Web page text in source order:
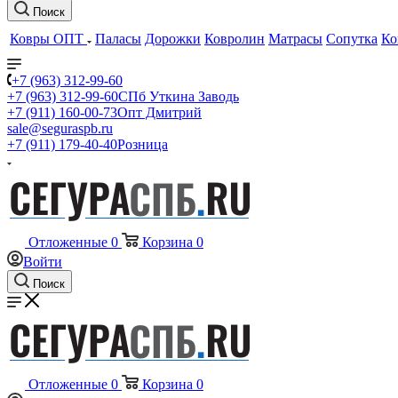
Поиск
Ковры ОПТ Паласы Дорожки Ковролин Матрасы Сопутка
+7 (963) 312-99-60
+7 (963) 312-99-60СПб Уткина Заводь
+7 (911) 160-00-73Опт Дмитрий
sale@seguraspb.ru
+7 (911) 179-40-40Розница
Отложенные 0 Корзина 0
Войти
Поиск
Отложенные 0 Корзина 0